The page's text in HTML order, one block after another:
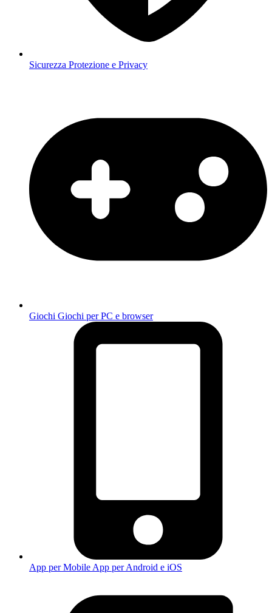
Sicurezza Protezione e Privacy
Giochi Giochi per PC e browser
App per Mobile App per Android e iOS